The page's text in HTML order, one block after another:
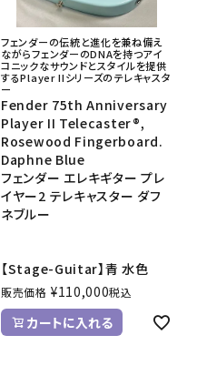
フェンダーの伝統と進化を兼ね備え
ながらフェンダーのDNAを持つアイ
コニックなサウンドとスタイルを提供
するPlayer IIシリーズのテレキャスタ
ー
Fender 75th Anniversary
Player II Telecaster®,
Rosewood Fingerboard.
Daphne Blue
フェンダー エレキギター プレ
イヤー2 テレキャスター ダフ
ネブルー
【Stage-Guitar】青 水色
販売価格 ¥110,000税込
カートに入れる